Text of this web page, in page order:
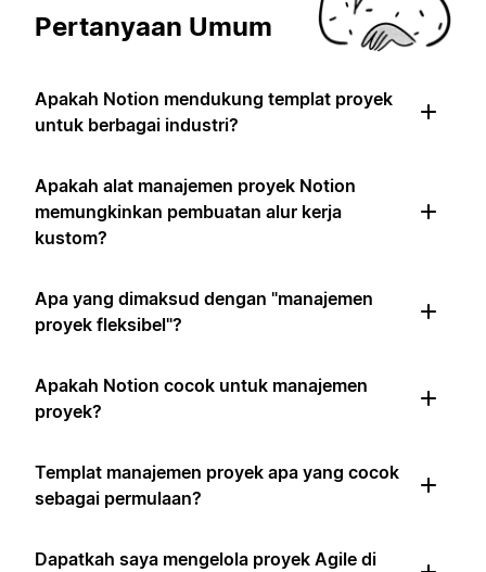
Pertanyaan Umum
Apakah Notion mendukung templat proyek
untuk berbagai industri?
Apakah alat manajemen proyek Notion
memungkinkan pembuatan alur kerja
kustom?
Apa yang dimaksud dengan "manajemen
proyek fleksibel"?
Apakah Notion cocok untuk manajemen
proyek?
Templat manajemen proyek apa yang cocok
sebagai permulaan?
Dapatkah saya mengelola proyek Agile di